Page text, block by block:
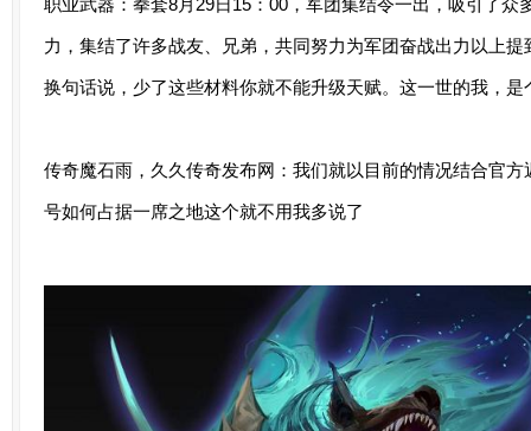
职业武器：拳套8月29日15：00，军团集结令一出，吸引了
力，集结了许多战友、兄弟，共同努力为军团奋战出力以上
换句话说，少了这些材料你就不能升级天赋。这一世的我，
传奇魔石雨，久久传奇发布网：我们就以目前的情况结合官
号如何占据一席之地这个就不用我多说了